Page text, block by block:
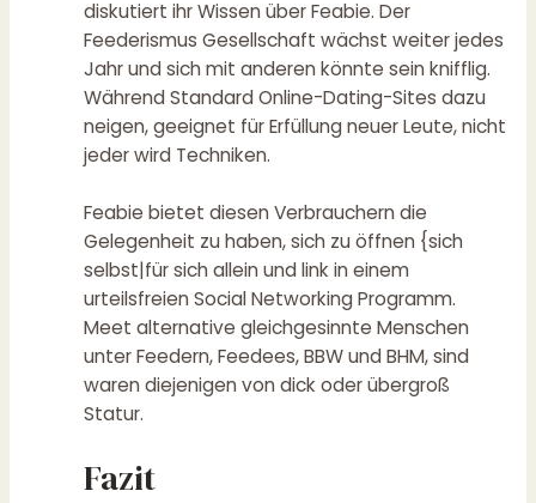
diskutiert ihr Wissen über Feabie. Der
Feederismus Gesellschaft wächst weiter jedes
Jahr und sich mit anderen könnte sein knifflig.
Während Standard Online-Dating-Sites dazu
neigen, geeignet für Erfüllung neuer Leute, nicht
jeder wird Techniken.
Feabie bietet diesen Verbrauchern die
Gelegenheit zu haben, sich zu öffnen {sich
selbst|für sich allein und link in einem
urteilsfreien Social Networking Programm.
Meet alternative gleichgesinnte Menschen
unter Feedern, Feedees, BBW und BHM, sind
waren diejenigen von dick oder übergroß
Statur.
Fazit